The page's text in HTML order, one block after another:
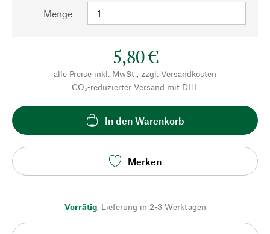
Menge
5,80 €
alle Preise inkl. MwSt., zzgl. Versandkosten
CO₂-reduzierter Versand mit DHL
In den Warenkorb
Merken
Vorrätig, Lieferung in 2-3 Werktagen